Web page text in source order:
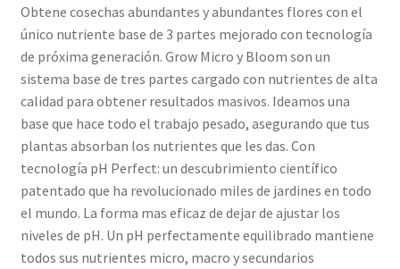
Obtene cosechas abundantes y abundantes flores con el
único nutriente base de 3 partes mejorado con tecnología
de próxima generación. Grow Micro y Bloom son un
sistema base de tres partes cargado con nutrientes de alta
calidad para obtener resultados masivos. Ideamos una
base que hace todo el trabajo pesado, asegurando que tus
plantas absorban los nutrientes que les das. Con
tecnología pH Perfect: un descubrimiento científico
patentado que ha revolucionado miles de jardines en todo
el mundo. La forma mas eficaz de dejar de ajustar los
niveles de pH. Un pH perfectamente equilibrado mantiene
todos sus nutrientes micro, macro y secundarios